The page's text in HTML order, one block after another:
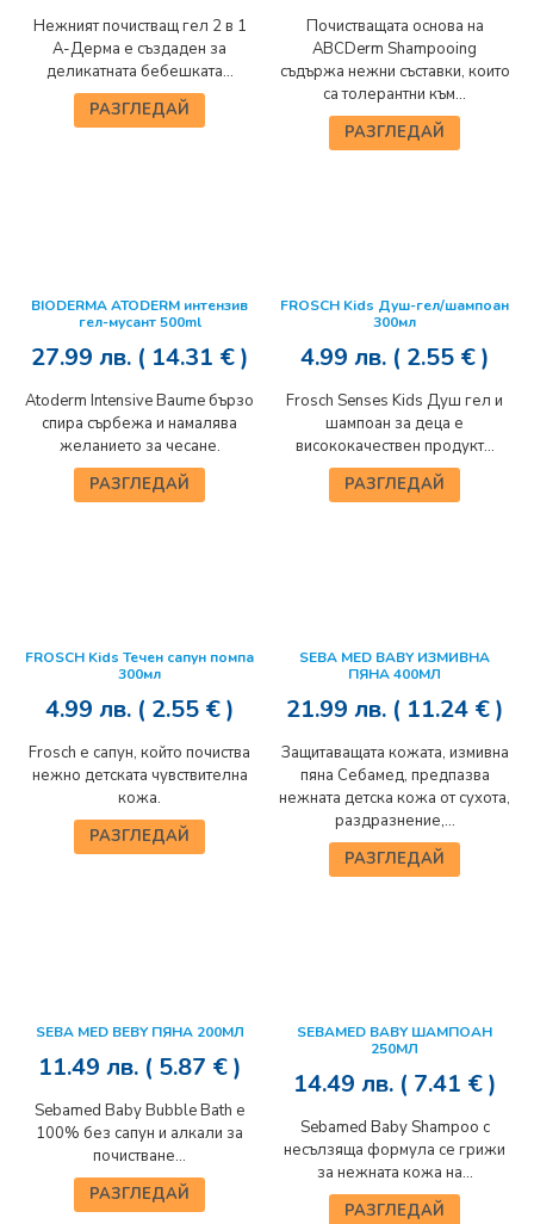
Нежният почистващ гел 2 в 1
А-Дерма е създаден за
деликатната бебешката...
РАЗГЛЕДАЙ
Почистващата основа на
ABCDerm Shampooing
съдържа нежни съставки, които
са толерантни към...
РАЗГЛЕДАЙ
BIODERMA ATODERM интензив
гел-мусант 500ml
27.99 лв. ( 14.31 € )
Atoderm Intensive Baume бързо
спира сърбежа и намалява
желанието за чесане.
РАЗГЛЕДАЙ
FROSCH Kids Душ-гел/шампоан
300мл
4.99 лв. ( 2.55 € )
Frosch Senses Kids Душ гел и
шампоан за деца е
висококачествен продукт...
РАЗГЛЕДАЙ
FROSCH Kids Течен сапун помпа
300мл
4.99 лв. ( 2.55 € )
Frosch е сапун, който почиства
нежно детската чувствителна
кожа.
РАЗГЛЕДАЙ
SEBA MED BABY ИЗМИВНА
ПЯНА 400МЛ
21.99 лв. ( 11.24 € )
Защитаващата кожата, измивна
пяна Себамед, предпазва
нежната детска кожа от сухота,
раздразнение,...
РАЗГЛЕДАЙ
SEBA MED BEBY ПЯНА 200МЛ
11.49 лв. ( 5.87 € )
Sebamed Baby Bubble Bath e
100% без сапун и алкали за
почистване...
РАЗГЛЕДАЙ
SEBAMED BABY ШАМПОАН
250МЛ
14.49 лв. ( 7.41 € )
Sebamed Baby Shampoo с
несълзяща формула се грижи
за нежната кожа на...
РАЗГЛЕДАЙ